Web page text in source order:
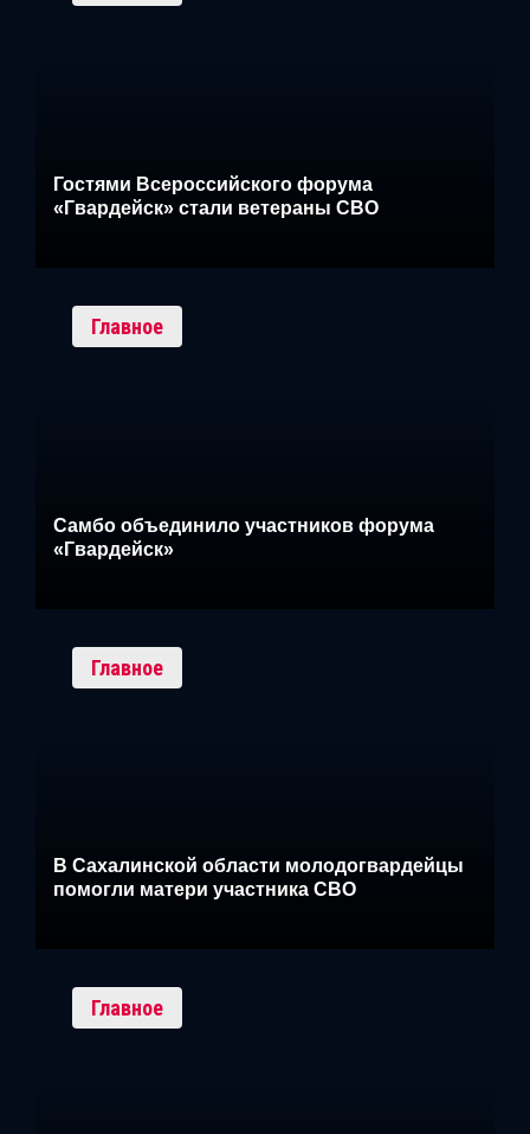
Гостями Всероссийского форума
«Гвардейск» стали ветераны СВО
Главное
Самбо объединило участников форума
«Гвардейск»
Главное
В Сахалинской области молодогвардейцы
помогли матери участника СВО
Главное